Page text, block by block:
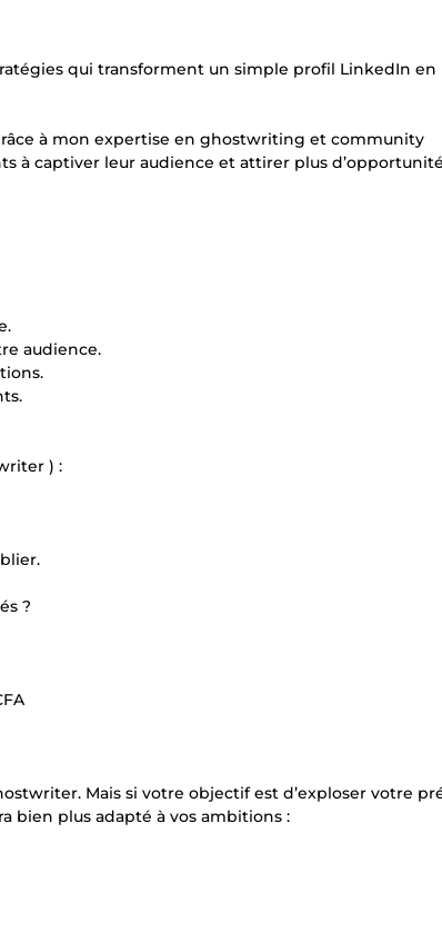
qui transforment un simple profil LinkedIn en
à mon expertise en ghostwriting et community
à captiver leur audience et attirer plus
audience.
) :
?
Mais si votre objectif est d’exploser votre
bien plus adapté à vos ambitions :